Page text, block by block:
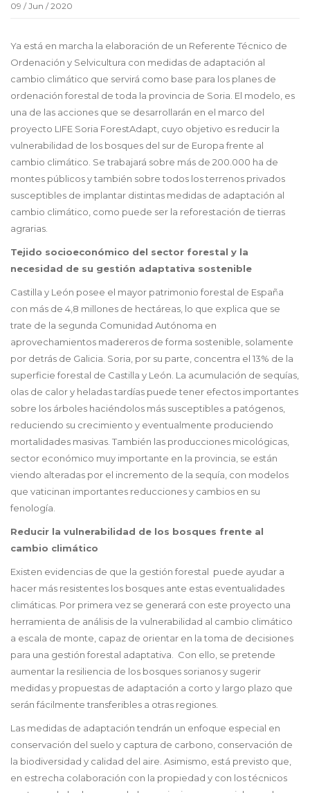
09 / Jun / 2020
Ya está en marcha la elaboración de un Referente Técnico de
Ordenación y Selvicultura con medidas de adaptación al
cambio climático que servirá como base para los planes de
ordenación forestal de toda la provincia de Soria. El modelo, es
una de las acciones que se desarrollarán en el marco del
proyecto LIFE Soria ForestAdapt, cuyo objetivo es reducir la
vulnerabilidad de los bosques del sur de Europa frente al
cambio climático. Se trabajará sobre más de 200.000 ha de
montes públicos y también sobre todos los terrenos privados
susceptibles de implantar distintas medidas de adaptación al
cambio climático, como puede ser la reforestación de tierras
agrarias.
Tejido socioeconómico del sector forestal y la
necesidad de su gestión adaptativa sostenible
Castilla y León posee el mayor patrimonio forestal de España
con más de 4,8 millones de hectáreas, lo que explica que se
trate de la segunda Comunidad Autónoma en
aprovechamientos madereros de forma sostenible, solamente
por detrás de Galicia. Soria, por su parte, concentra el 13% de la
superficie forestal de Castilla y León. La acumulación de sequías,
olas de calor y heladas tardías puede tener efectos importantes
sobre los árboles haciéndolos más susceptibles a patógenos,
reduciendo su crecimiento y eventualmente produciendo
mortalidades masivas. También las producciones micológicas,
sector económico muy importante en la provincia, se están
viendo alteradas por el incremento de la sequía, con modelos
que vaticinan importantes reducciones y cambios en su
fenología.
Reducir la vulnerabilidad de los bosques frente al
cambio climático
Existen evidencias de que la gestión forestal puede ayudar a
hacer más resistentes los bosques ante estas eventualidades
climáticas. Por primera vez se generará con este proyecto una
herramienta de análisis de la vulnerabilidad al cambio climático
a escala de monte, capaz de orientar en la toma de decisiones
para una gestión forestal adaptativa. Con ello, se pretende
aumentar la resiliencia de los bosques sorianos y sugerir
medidas y propuestas de adaptación a corto y largo plazo que
serán fácilmente transferibles a otras regiones.
Las medidas de adaptación tendrán un enfoque especial en
conservación del suelo y captura de carbono, conservación de
la biodiversidad y calidad del aire. Asimismo, está previsto que,
en estrecha colaboración con la propiedad y con los técnicos